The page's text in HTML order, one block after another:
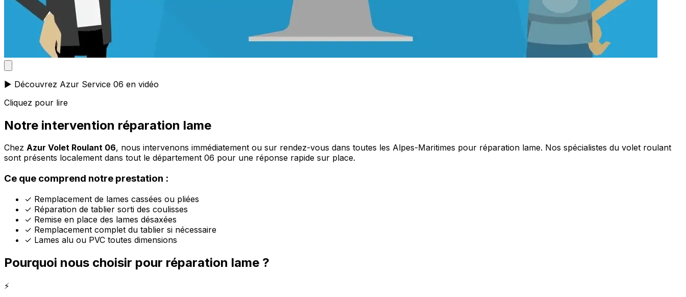
▶️ Découvrez Azur Service 06 en vidéo
Cliquez pour lire
Notre intervention réparation lame
Chez Azur Volet Roulant 06, nous intervenons immédiatement ou sur rendez-vous dans toutes les Alpes-Maritimes pour réparation lame. Nos spécialistes du volet roulant
sont présents localement dans tout le département 06 pour une réponse rapide sur place.
Ce que comprend notre prestation :
✓ Remplacement de lames cassées ou pliées
✓ Réparation de tablier sorti des coulisses
✓ Remise en place des lames désaxées
✓ Remplacement complet du tablier si nécessaire
✓ Lames alu ou PVC toutes dimensions
Pourquoi nous choisir pour réparation lame ?
⚡